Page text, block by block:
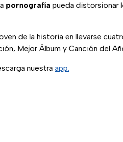
pornografía pueda distorsionar
de la historia en llevarse
Mejor Álbum y Canción del
nuestra app.